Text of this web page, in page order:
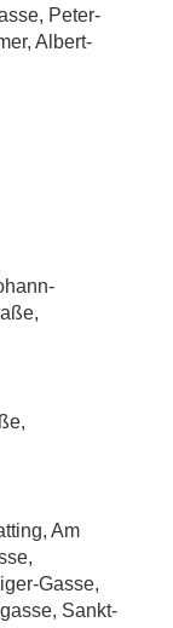
Peter-
Albert-
Am
Gasse,
Sankt-